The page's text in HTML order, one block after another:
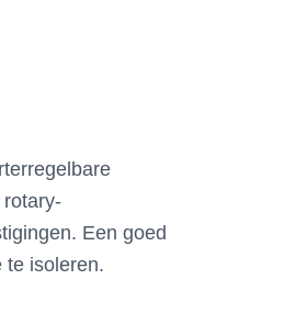
Een goed
te isoleren.